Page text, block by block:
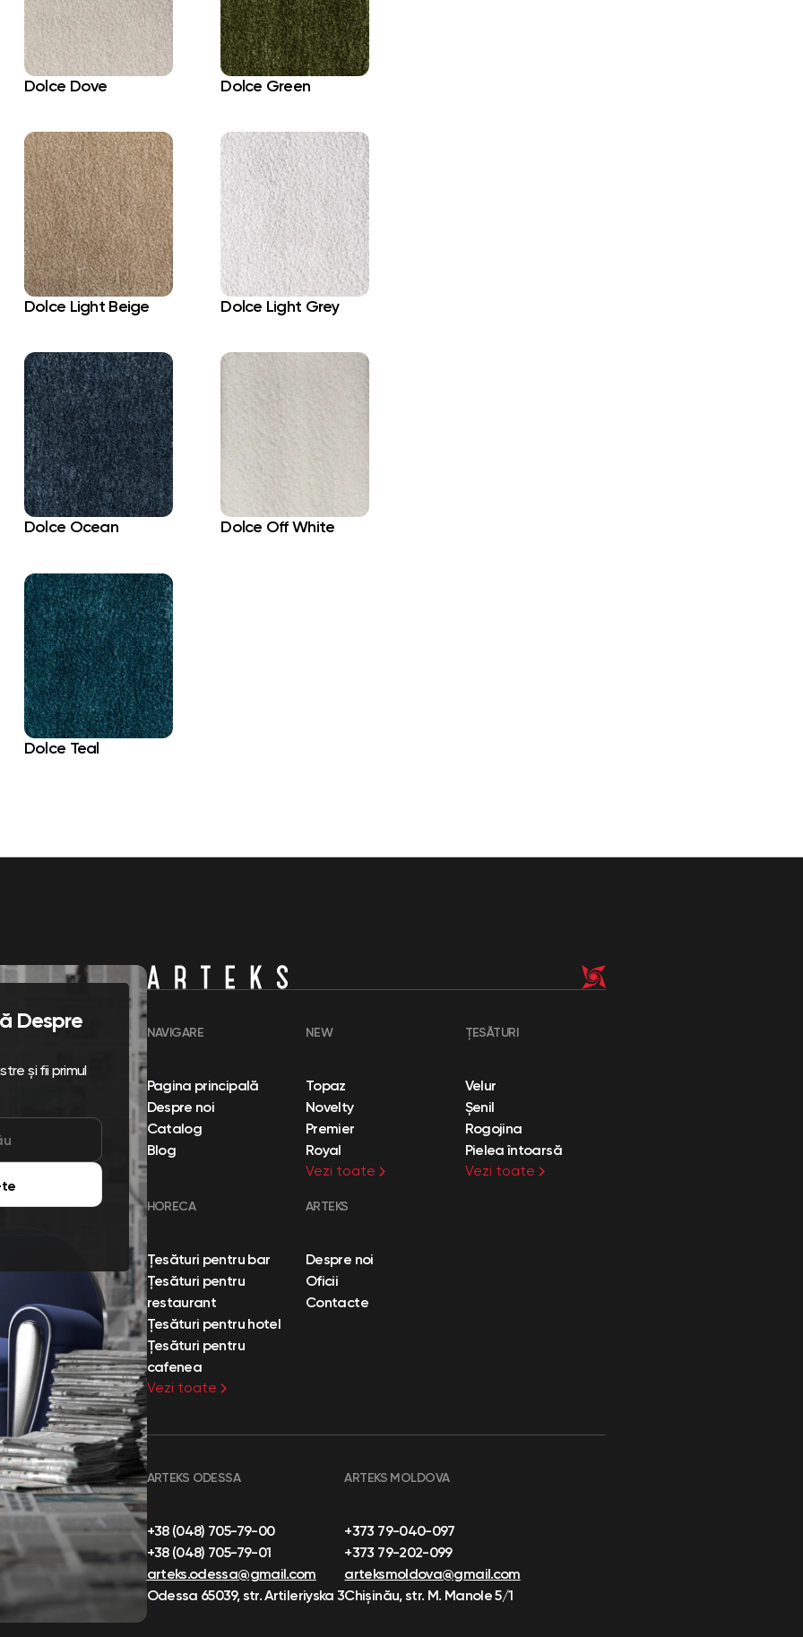
Dolce Dove Dolce Green
Dolce Light Beige Dolce Light Grey
Dolce Ocean Dolce Off White
Dolce Teal
Despre
și fii primul
NAVIGARE
Pagina principală
Despre noi
Catalog
Blog
NEW
Topaz
Novelty
Premier
Royal
Vezi toate
ȚESĂTURI
Velur
Șenil
Rogojina
Pielea întoarsă
Vezi toate
HORECA
Țesături pentru bar
Țesături pentru
restaurant
Țesături pentru hotel
Țesături pentru
cafenea
Vezi toate
ARTEKS
Despre noi
Oficii
Contacte
ARTEKS ODESSA
+38 (048) 705-79-00
+38 (048) 705-79-01
arteks.odessa@gmail.com
Odessa 65039, str. Artileriyska 3
ARTEKS MOLDOVA
+373 79-040-097
+373 79-202-099
arteksmoldova@gmail.com
Chișinău, str. M. Manole 5/1